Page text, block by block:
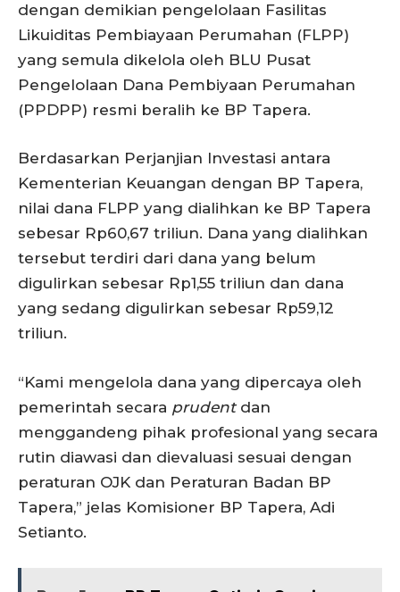
dengan demikian pengelolaan Fasilitas
Likuiditas Pembiayaan Perumahan (FLPP)
yang semula dikelola oleh BLU Pusat
Pengelolaan Dana Pembiyaan Perumahan
(PPDPP) resmi beralih ke BP Tapera.
Berdasarkan Perjanjian Investasi antara
Kementerian Keuangan dengan BP Tapera,
nilai dana FLPP yang dialihkan ke BP Tapera
sebesar Rp60,67 triliun. Dana yang dialihkan
tersebut terdiri dari dana yang belum
digulirkan sebesar Rp1,55 triliun dan dana
yang sedang digulirkan sebesar Rp59,12
triliun.
“Kami mengelola dana yang dipercaya oleh
pemerintah secara prudentdan
menggandeng pihak profesional yang secara
rutin diawasi dan dievaluasi sesuai dengan
peraturan OJK dan Peraturan Badan BP
Tapera,” jelas Komisioner BP Tapera, Adi
Setianto.